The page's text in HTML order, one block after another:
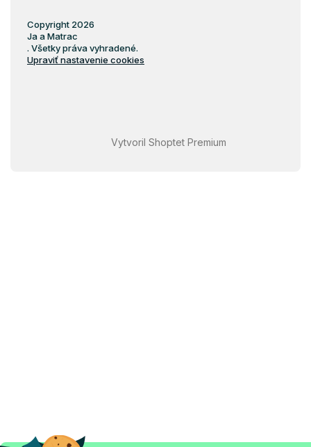
Vytvoril Shoptet Premium
Copyright 2026
Ja a Matrac
. Všetky práva vyhradené.
Upraviť nastavenie cookies